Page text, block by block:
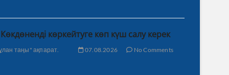
Көкдөненді көркейтуге көп күш салу керек
таңы" ақпарат. 07.08.2026 No Comments